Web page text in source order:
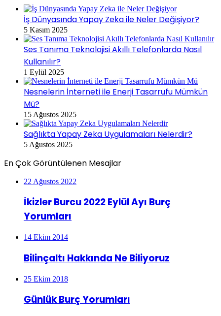
İş Dünyasında Yapay Zeka ile Neler Değişiyor?
5 Kasım 2025
Ses Tanıma Teknolojisi Akıllı Telefonlarda Nasıl
Kullanılır?
1 Eylül 2025
Nesnelerin İnterneti ile Enerji Tasarrufu Mümkün
Mü?
15 Ağustos 2025
Sağlıkta Yapay Zeka Uygulamaları Nelerdir?
5 Ağustos 2025
En Çok Görüntülenen Mesajlar
22 Ağustos 2022
İkizler Burcu 2022 Eylül Ayı Burç
Yorumları
14 Ekim 2014
Bilinçaltı Hakkında Ne Biliyoruz
25 Ekim 2018
Günlük Burç Yorumları